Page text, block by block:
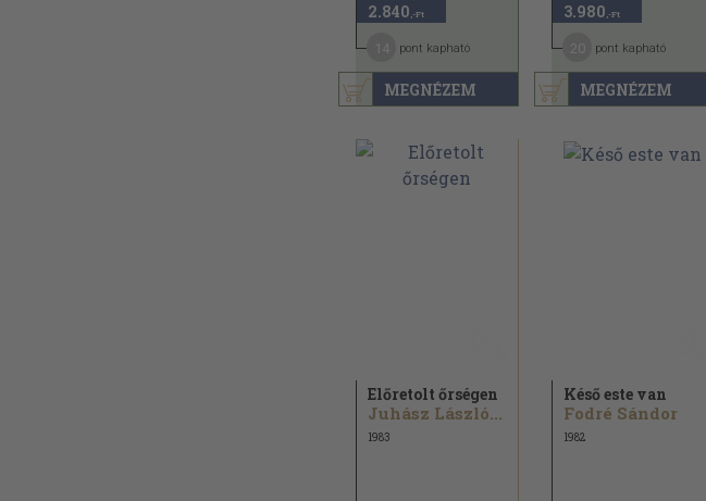
MEGNÉZEM
2.840 ,-Ft
pont kapható
MEGNÉZEM
3.980 ,-Ft
pont kapható
Előretolt őrségen
Juhász László...
1983
Késő este van
Fodré Sándor
1982